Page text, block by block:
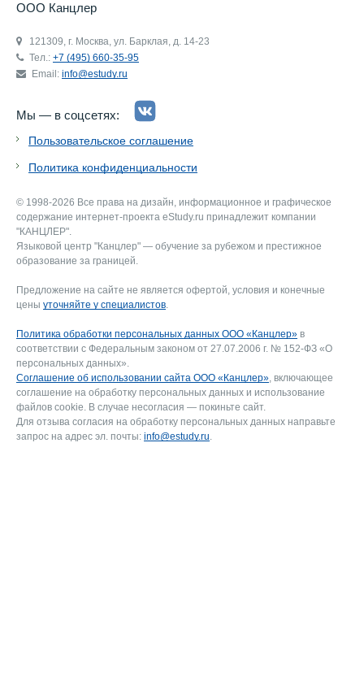
ООО Канцлер
121309, г. Москва, ул. Барклая, д. 14-23
Тел.: +7 (495) 660-35-95
Email: info@estudy.ru
Мы — в соцсетях:
Пользовательское соглашение
Политика конфиденциальности
© 1998-2026 Все права на дизайн, информационное и графическое
содержание интернет-проекта eStudy.ru принадлежит компании
"КАНЦЛЕР".
Языковой центр "Канцлер" — обучение за рубежом и престижное
образование за границей.
Предложение на сайте не является офертой, условия и конечные
цены уточняйте у специалистов.
Политика обработки персональных данных ООО «Канцлер» в
соответствии с Федеральным законом от 27.07.2006 г. № 152-ФЗ «О
персональных данных».
Соглашение об использовании сайта ООО «Канцлер», включающее
соглашение на обработку персональных данных и использование
файлов cookie. В случае несогласия — покиньте сайт.
Для отзыва согласия на обработку персональных данных направьте
запрос на адрес эл. почты: info@estudy.ru.